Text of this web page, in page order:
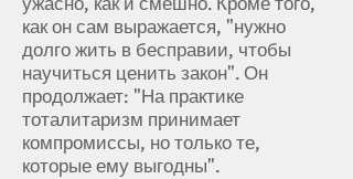
как он сам выражается, "нужно
долго жить в бесправии, чтобы
научиться ценить закон". Он
продолжает: "На практике
тоталитаризм принимает
компромиссы, но только те,
которые ему выгодны".